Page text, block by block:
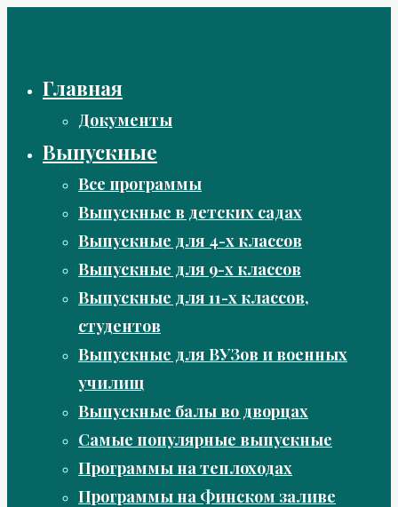
Главная
Документы
Выпускные
Все программы
Выпускные в детских садах
Выпускные для 4-х классов
Выпускные для 9-х классов
Выпускные для 11-х классов,
студентов
Выпускные для ВУЗов и военных
училищ
Выпускные балы во дворцах
Самые популярные выпускные
Программы на теплоходах
Программы на Финском заливе